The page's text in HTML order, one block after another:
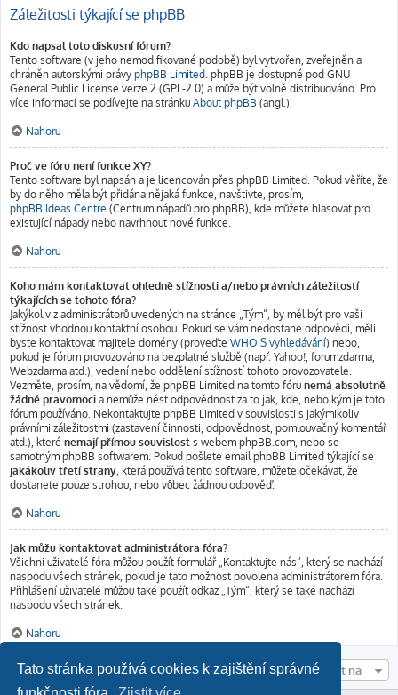
Tato stránka používá cookies k zajištění správné
Záležitosti týkající se phpBB
Kdo napsal toto diskusní fórum?
Tento software (v jeho nemodifikované podobě) byl vytvořen, zveřejněn a
chráněn autorskými právy phpBB Limited. phpBB je dostupné pod GNU
General Public License verze 2 (GPL-2.0) a může být volně distribuováno. Pro
více informací se podívejte na stránku About phpBB (angl.).
Nahoru
Proč ve fóru není funkce XY?
Tento software byl napsán a je licencován přes phpBB Limited. Pokud věříte, že
by do něho měla být přidána nějaká funkce, navštivte, prosím,
phpBB Ideas Centre (Centrum nápadů pro phpBB), kde můžete hlasovat pro
existující nápady nebo navrhnout nové funkce.
Nahoru
Koho mám kontaktovat ohledně stížnosti a/nebo právních záležitostí
týkajících se tohoto fóra?
Jakýkoliv z administrátorů uvedených na stránce „Tým“, by měl být pro vaši
stížnost vhodnou kontaktní osobou. Pokud se vám nedostane odpovědi, měli
byste kontaktovat majitele domény (proveďte WHOIS vyhledávání) nebo,
pokud je fórum provozováno na bezplatné službě (např. Yahoo!, forumzdarma,
Webzdarma atd.), vedení nebo oddělení stížností tohoto provozovatele.
Vezměte, prosím, na vědomí, že phpBB Limited na tomto fóru nemá absolutně
žádné pravomoci a nemůže nést odpovědnost za to jak, kde, nebo kým je toto
fórum používáno. Nekontaktujte phpBB Limited v souvislosti s jakýmikoliv
právními záležitostmi (zastavení činnosti, odpovědnost, pomlouvačný komentář
atd.), které nemají přímou souvislost s webem phpBB.com, nebo se
samotným phpBB softwarem. Pokud pošlete email phpBB Limited týkající se
jakákoliv třetí strany, která používá tento software, můžete očekávat, že
dostanete pouze strohou, nebo vůbec žádnou odpověď.
Nahoru
Jak můžu kontaktovat administrátora fóra?
Všichni uživatelé fóra můžou použít formulář „Kontaktujte nás“, který se nachází
naspodu všech stránek, pokud je tato možnost povolena administrátorem fóra.
Přihlášení uživatelé můžou také použít odkaz „Tým“, který se také nachází
naspodu všech stránek.
Nahoru
Přejít na